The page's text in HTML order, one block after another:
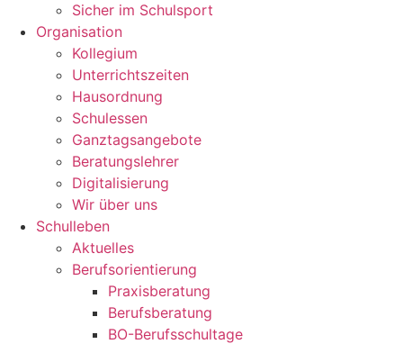
Sicher im Schulsport
Organisation
Kollegium
Unterrichtszeiten
Hausordnung
Schulessen
Ganztagsangebote
Beratungslehrer
Digitalisierung
Wir über uns
Schulleben
Aktuelles
Berufsorientierung
Praxisberatung
Berufsberatung
BO-Berufsschultage